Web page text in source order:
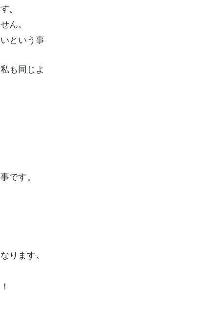
。
ん。
という事
も同じよ
です。
ります。